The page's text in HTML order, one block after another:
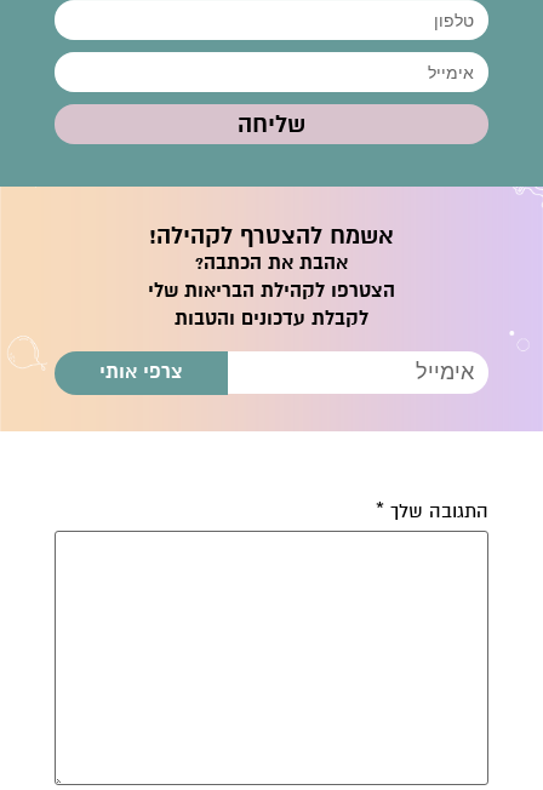
שליחה
אשמח להצטרף לקהילה!
אהבת את הכתבה?
הצטרפו לקהילת הבריאות שלי
לקבלת עדכונים והטבות
צרפי אותי
התגובה שלך *